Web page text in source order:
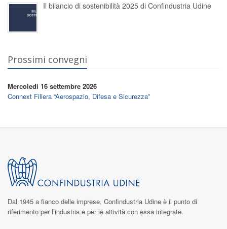
Il bilancio di sostenibilità 2025 di Confindustria Udine
Prossimi convegni
Mercoledì 16 settembre 2026
Connext Filiera “Aerospazio, Difesa e Sicurezza”
Dal 1945 a fianco delle imprese, Confindustria Udine è il punto di
riferimento per l’industria e per le attività con essa integrate.